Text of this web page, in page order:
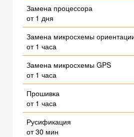
Замена процессора
от 1 дня
Замена микросхемы
от 1 часа
Замена микросхемы GPS
от 1 часа
Прошивка
от 1 часа
Русификация
от 30 мин